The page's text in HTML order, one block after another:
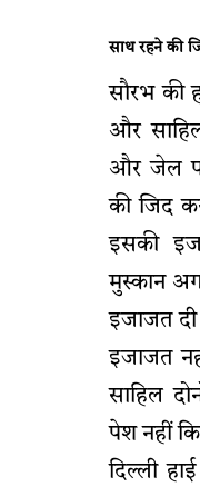
साथ रहने की
सौरभ की
और
और जेल
की जिद
इसकी
मुस्कान
इजाजत
इजाजत
साहिल
पेश नहीं
दिल्ली